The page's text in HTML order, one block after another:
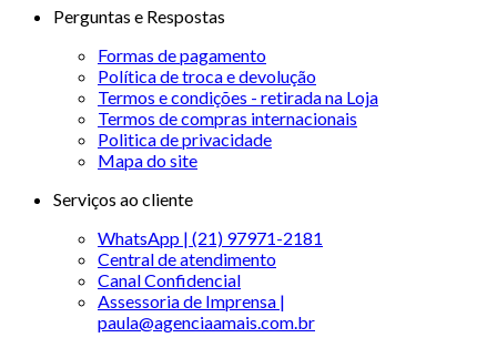
Perguntas e Respostas
Formas de pagamento
Política de troca e devolução
Termos e condições - retirada na Loja
Termos de compras internacionais
Politica de privacidade
Mapa do site
Serviços ao cliente
WhatsApp | (21) 97971-2181
Central de atendimento
Canal Confidencial
Assessoria de Imprensa |
paula@agenciaamais.com.br